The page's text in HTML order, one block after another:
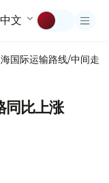
中文
国际运输路线/中间走廊
同比上涨